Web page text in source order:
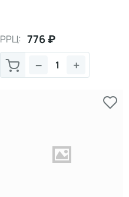
РРЦ: 776₽
+
−